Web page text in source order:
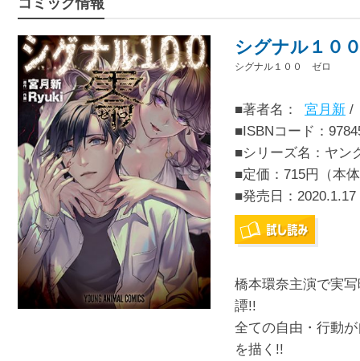
コミック情報
シグナル１０
シグナル１００ ゼロ
■著者名： 宮月新 /
■ISBNコード：
■シリーズ名：ヤン
■定価：715円（本
■発売日： 2020.1.17
橋本環奈主演で実
譚!!
全ての自由・行動
を描く!!